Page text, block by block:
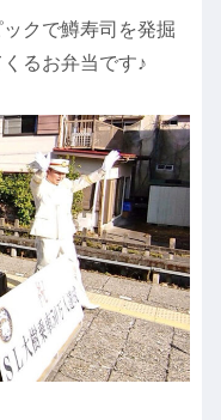
クで鱒寿司を発掘
るお弁当です♪